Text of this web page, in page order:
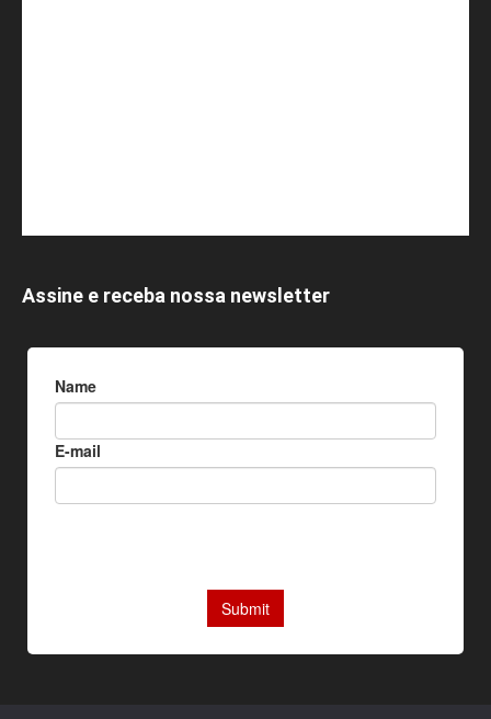
Assine e receba nossa newsletter